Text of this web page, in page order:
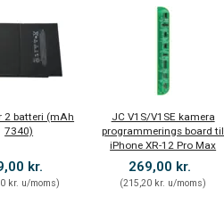
2 batteri (mAh
7340)
kr.
kr. u/moms)
JC V1S/V1SE kamera
programmerings board til
iPhone XR-12 Pro Max
269,00 kr.
(215,20 kr. u/moms)